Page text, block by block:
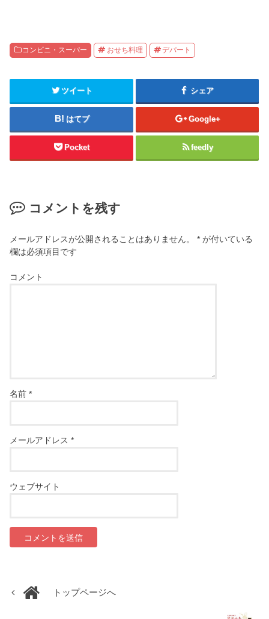
コンビニ・スーパー おせち料理 デパート
ツイート シェア
はてブ Google+
Pocket feedly
コメントを残す
メールアドレスが公開されることはありません。 * が付いている
欄は必須項目です
コメント
名前*
メールアドレス*
ウェブサイト
トップページへ